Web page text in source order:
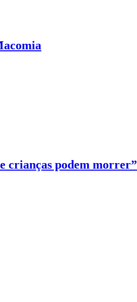
crianças podem morrer”